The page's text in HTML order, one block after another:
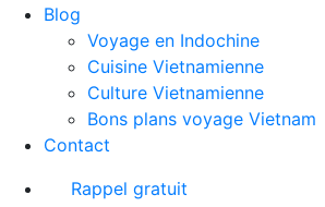
Blog
Voyage en Indochine
Cuisine Vietnamienne
Culture Vietnamienne
Bons plans voyage Vietnam
Contact
Rappel gratuit